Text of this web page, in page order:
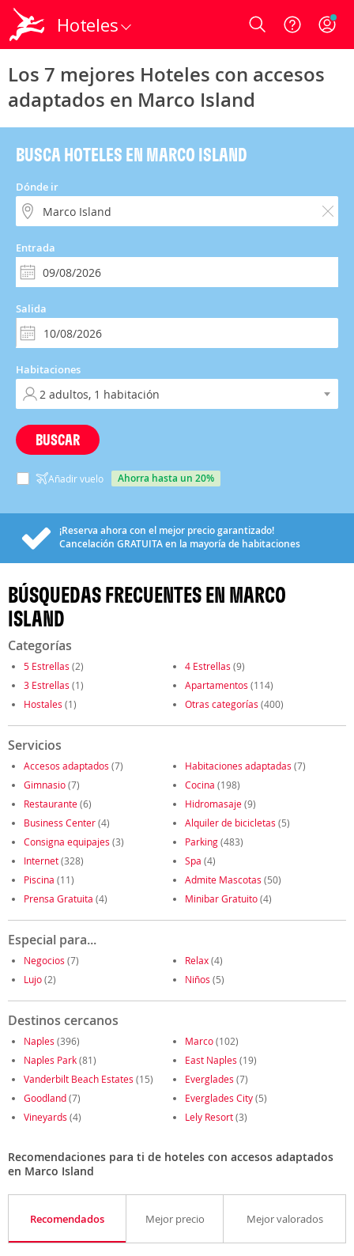
Hoteles Login
Los 7 mejores Hoteles con accesos
adaptados en Marco Island
BUSCA HOTELES EN MARCO ISLAND
Dónde ir
Entrada
Salida
Habitaciones
BUSCAR
Añadir vuelo ahorra hasta un 20%
¡Reserva ahora con el mejor precio garantizado!
Cancelación GRATUITAen la mayoría de habitaciones
BÚSQUEDAS FRECUENTES EN MARCO
ISLAND
Categorías
5 Estrellas (2) 4 Estrellas (9)
3 Estrellas (1) Apartamentos (114)
Hostales (1) Otras categorías (400)
Servicios
Accesos adaptados (7) Habitaciones adaptadas (7)
Gimnasio(7) Cocina (198)
Restaurante(6) Hidromasaje(9)
Business Center(4) Alquiler de bicicletas (5)
Consigna equipajes (3) Parking(483)
Internet(328) Spa (4)
Piscina (11) Admite Mascotas (50)
Prensa Gratuita (4) Minibar Gratuito(4)
Especial para...
Negocios (7) Relax(4)
Lujo(2) Niños (5)
Destinos cercanos
Naples (396) Marco(102)
Naples Park(81) East Naples (19)
Vanderbilt Beach Estates (15) Everglades (7)
Goodland(7) Everglades City(5)
Vineyards (4) Lely Resort(3)
Recomendaciones para ti de hoteles con accesos adaptados
en Marco Island
Recomendados Mejor precio Mejor valorados